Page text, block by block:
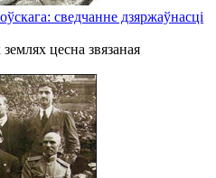
сведчанне дзяржаўнасці
цесна звязаная